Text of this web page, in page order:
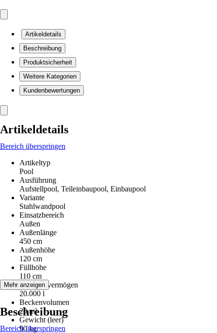
Artikeldetails
Beschreibung
Produktsicherheit
Weitere Kategorien
Kundenbewertungen
Artikeldetails
Bereich überspringen
Artikeltyp
Pool
Ausführung
Aufstellpool, Teileinbaupool, Einbaupool
Variante
Stahlwandpool
Einsatzbereich
Außen
Außenlänge
450 cm
Außenhöhe
120 cm
Füllhöhe
110 cm
Fassungsvermögen
20.000 l
Beckenvolumen
20 m³
Gewicht (leer)
90 kg
Mehr anzeigen
Beschreibung
Bereich überspringen